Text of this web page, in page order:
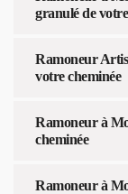
granulé de
Ramoneur
votre cheminée
Ramoneur à
cheminée
Ramoneur à